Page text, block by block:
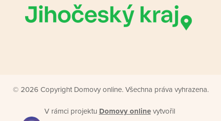
© 2026 Copyright Domovy online. Všechna práva vyhrazena.
V rámci projektu Domovy onlinevytvořil